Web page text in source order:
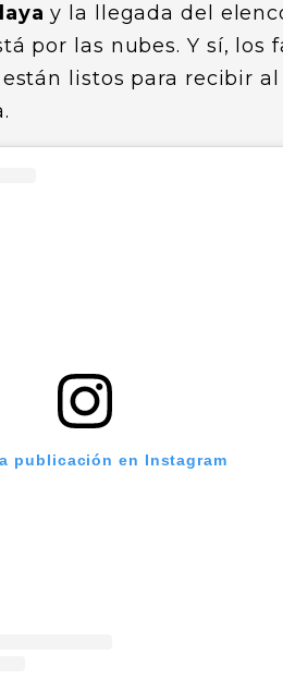
y la llegada del
por las nubes. Y sí, los
listos para recibir al
publicación en Instagram